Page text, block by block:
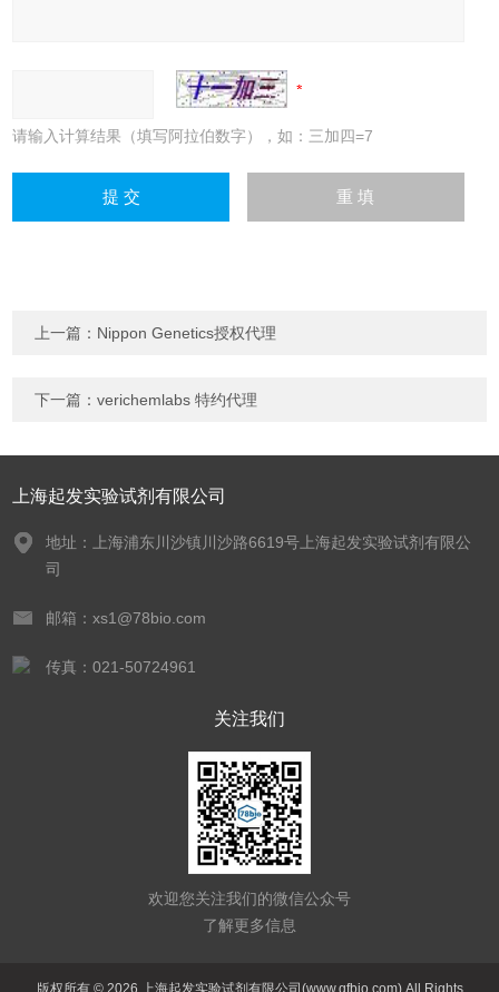
请输入计算结果（填写阿拉伯数字），如：三加四=7
上一篇： Nippon Genetics授权代理
下一篇：verichemlabs 特约代理
上海起发实验试剂有限公司
地址：上海浦东川沙镇川沙路6619号上海起发实验试剂有限公
司
邮箱：xs1@78bio.com
传真：021-50724961
关注我们
欢迎您关注我们的微信公众号
了解更多信息
版权所有 © 2026 上海起发实验试剂有限公司(www.qfbio.com) All Rights